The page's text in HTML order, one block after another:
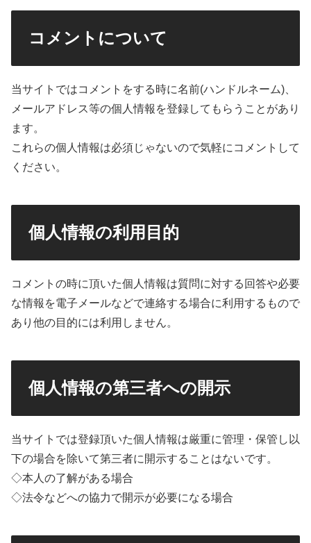
コメントについて
当サイトではコメントをする時に名前(ハンドルネーム)、
メールアドレス等の個人情報を登録してもらうことがあり
ます。
これらの個人情報は必須じゃないので気軽にコメントして
ください。
個人情報の利用目的
コメントの時に頂いた個人情報は質問に対する回答や必要
な情報を電子メールなどで連絡する場合に利用するもので
あり他の目的には利用しません。
個人情報の第三者への開示
当サイトでは登録頂いた個人情報は厳重に管理・保管し以
下の場合を除いて第三者に開示することはないです。
◇本人の了解がある場合
◇法令などへの協力で開示が必要になる場合